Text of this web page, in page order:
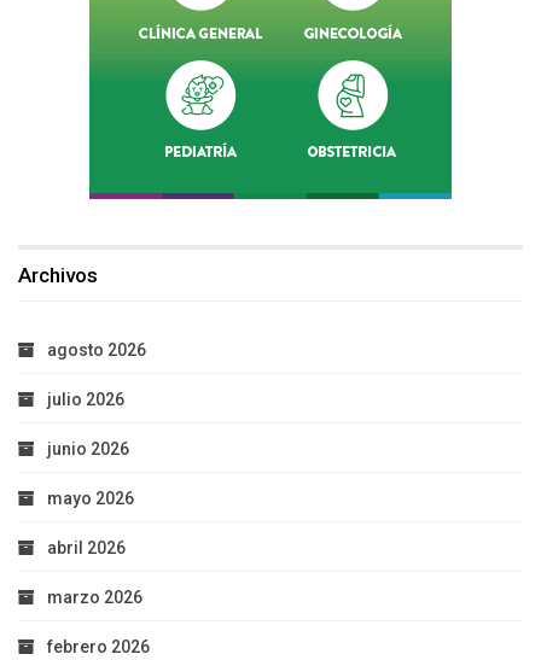
Archivos
agosto 2026
julio 2026
junio 2026
mayo 2026
abril 2026
marzo 2026
febrero 2026